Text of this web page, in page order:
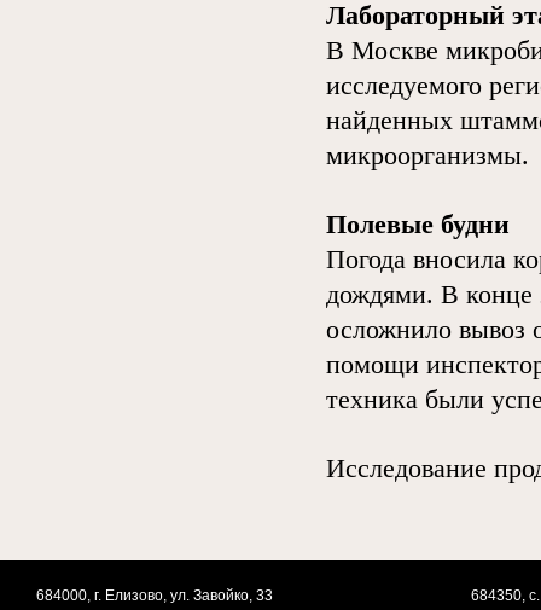
Лабораторный
В Москве
исследуемого
найденных
микроорганизмы.
Полевые будни
Погода вносила
дождями. В конце
осложнило вывоз
помощи
техника были
Исследование
684000, г. Елизово, ул. Завойко, 33
684350,